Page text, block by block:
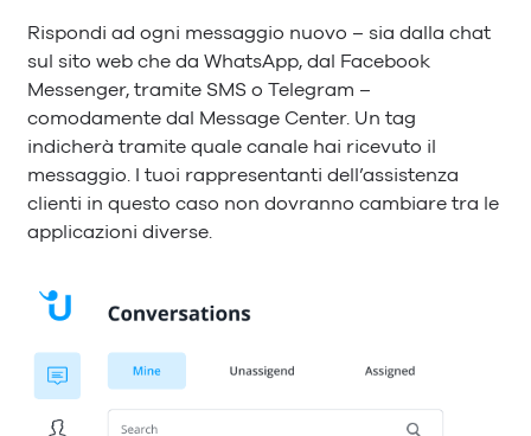
Rispondi ad ogni messaggio nuovo – sia dalla chat
sul sito web che da WhatsApp, dal Facebook
Messenger, tramite SMS o Telegram –
comodamente dal Message Center. Un tag
indicherà tramite quale canale hai ricevuto il
messaggio. I tuoi rappresentanti dell’assistenza
clienti in questo caso non dovranno cambiare tra le
applicazioni diverse.